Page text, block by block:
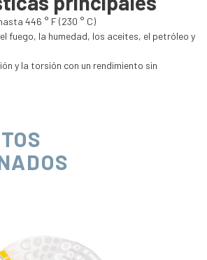
446 ° F (230 ° C)
fuego, la humedad, los aceites, el petróleo y
y la torsión con un rendimiento sin